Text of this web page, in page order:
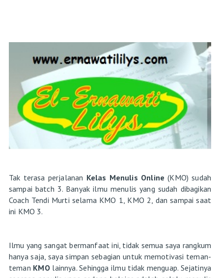
Tak terasa perjalanan Kelas Menulis Online (KMO) sudah
sampai batch 3. Banyak ilmu menulis yang sudah dibagikan
Coach Tendi Murti selama KMO 1, KMO 2, dan sampai saat
ini KMO 3.
Ilmu yang sangat bermanfaat ini, tidak semua saya rangkum
hanya saja, saya simpan sebagian untuk memotivasi teman-
teman KMOlainnya. Sehingga ilmu tidak menguap. Sejatinya